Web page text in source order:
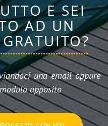
E SEI
AD UN
una email oppure
apposito